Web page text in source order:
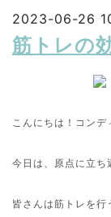
2023-06-26
筋トレの
こんにちは！コン
今日は、原点に立ち
皆さんは筋トレを行